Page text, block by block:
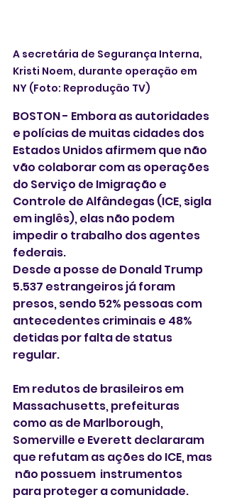
A secretária de Segurança Interna,
Kristi Noem, durante operação em
NY (Foto: Reprodução TV)
BOSTON - Embora as autoridades
e polícias de muitas cidades dos
Estados Unidos afirmem que não
vão colaborar com as operações
do Serviço de Imigração e
Controle de Alfândegas (ICE, sigla
em inglês), elas não podem
impedir o trabalho dos agentes
federais.
Desde a posse de Donald Trump
5.537 estrangeiros já foram
presos, sendo 52% pessoas com
antecedentes criminais e 48%
detidas por falta de status
regular.
Em redutos de brasileiros em
Massachusetts, prefeituras
como as de Marlborough,
Somerville e Everett declararam
que refutam as ações do ICE, mas
não possuem  instrumentos
para proteger a comunidade.